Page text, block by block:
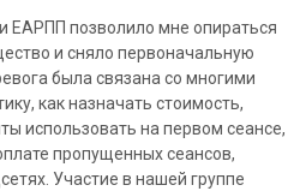
ЕАРПП позволило мне опираться
и сняло первоначальную
была связана со многими
как назначать стоимость,
использовать на первом сеансе,
пропущенных сеансов,
Участие в нашей группе